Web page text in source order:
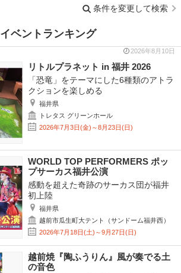
条件を変更して検索
イベントランキング
2026年8月10日
リトルプラネット in 福井 2026
「恐竜」をテーマにした6種類のアトラ
クションを楽しめる
福井県
トレタス グリーンホール
2026年7月3日(金)～8月23日(日)
WORLD TOP PERFORMERS ポッ
プサーカス福井公演
感動を超えた奇跡のサーカス団が福井
初上陸
福井県
越前市瓜生町大テント（サンドーム福井西）
2026年7月18日(土)～9月27日(日)
越前焼『陶ふうりん』風が奏でる土
の音色